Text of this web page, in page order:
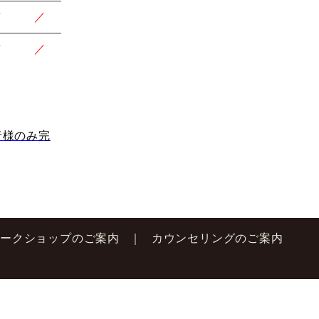
／
／
のみ完
クショップのご案内 カウンセリングのご案内